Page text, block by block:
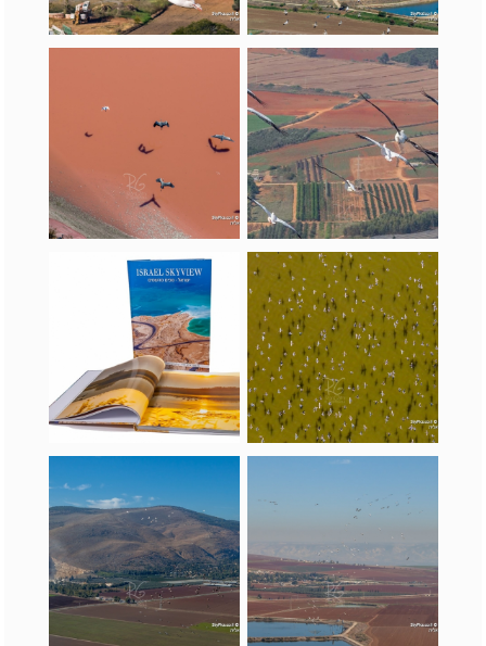
שקנאים בעמק חפר אנפות בעמק המעיינות
ישראל בספרי מתנה